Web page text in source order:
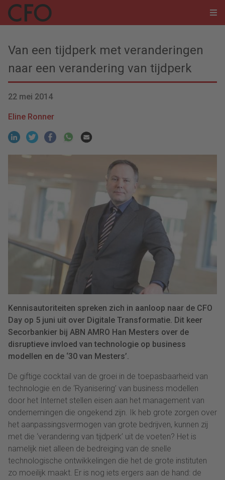
Van een tijdperk met veranderingen
naar een verandering van tijdperk
22 mei 2014
Eline Ronner
Kennisautoriteiten spreken zich in aanloop naar de CFO
Day op 5 juni uit over Digitale Transformatie. Dit keer
Secorbankier bij ABN AMRO Han Mesters over de
disruptieve invloed van technologie op business
modellen en de ‘30 van Mesters’.
De giftige cocktail van de groei in de toepasbaarheid van
technologie en de ‘Ryanisering’ van business modellen
door het Internet stellen eisen aan het management van
ondernemingen die ongekend zijn. Ik heb grote zorgen over
het aanpassingsvermogen van grote bedrijven, kunnen zij
met die ‘verandering van tijdperk’ uit de voeten? Het is
namelijk niet alleen de bedreiging van de snelle
technologische ontwikkelingen die het de grote instituten
zo moeilijk maakt. Er is nog iets ergers aan de hand: de